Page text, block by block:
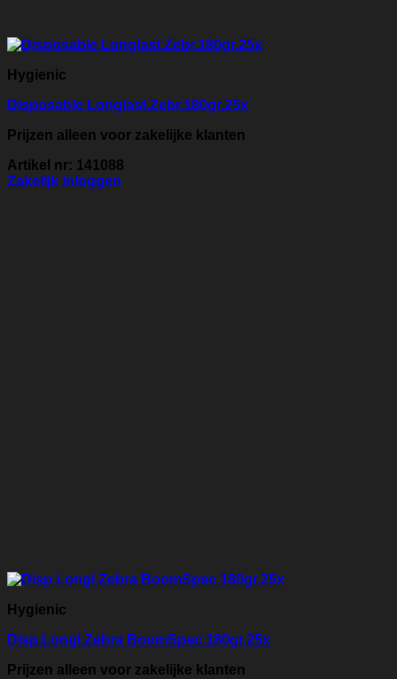
Hygienic
Disposable Longlast.Zebr.180gr.25x
Prijzen alleen voor zakelijke klanten
Artikel nr: 141088
Zakelijk inloggen
Hygienic
Disp.Longl.Zebra BoomSpec.180gr.25x
Prijzen alleen voor zakelijke klanten